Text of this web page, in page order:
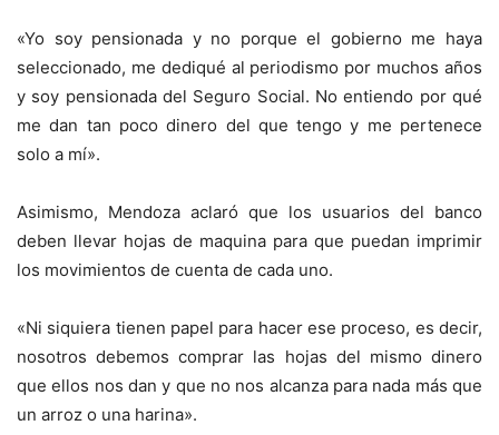
«Yo soy pensionada y no porque el gobierno me haya
seleccionado, me dediqué al periodismo por muchos años
y soy pensionada del Seguro Social. No entiendo por qué
me dan tan poco dinero del que tengo y me pertenece
solo a mí».
Asimismo, Mendoza aclaró que los usuarios del banco
deben llevar hojas de maquina para que puedan imprimir
los movimientos de cuenta de cada uno.
«Ni siquiera tienen papel para hacer ese proceso, es decir,
nosotros debemos comprar las hojas del mismo dinero
que ellos nos dan y que no nos alcanza para nada más que
un arroz o una harina».